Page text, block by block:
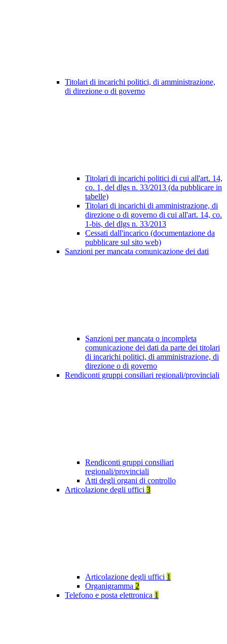
Titolari di incarichi politici, di amministrazione,
di direzione o di governo
Titolari di incarichi politici di cui all'art. 14,
co. 1, del dlgs n. 33/2013 (da pubblicare in
tabelle)
Titolari di incarichi di amministrazione, di
direzione o di governo di cui all'art. 14, co.
1-bis, del dlgs n. 33/2013
Cessati dall'incarico (documentazione da
pubblicare sul sito web)
Sanzioni per mancata comunicazione dei dati
Sanzioni per mancata o incompleta
comunicazione dei dati da parte dei titolari
di incarichi politici, di amministrazione, di
direzione o di governo
Rendiconti gruppi consiliari regionali/provinciali
Rendiconti gruppi consiliari
regionali/provinciali
Atti degli organi di controllo
Articolazione degli uffici 3
Articolazione degli uffici 1
Organigramma 2
Telefono e posta elettronica 1